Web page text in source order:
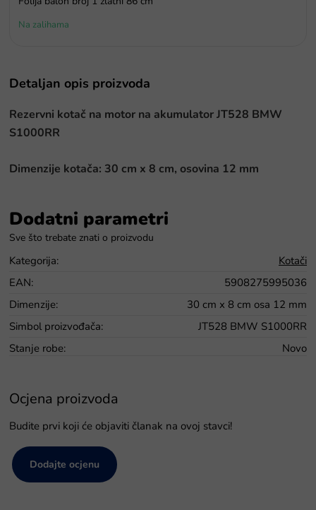
Na zalihama
Detaljan opis proizvoda
Rezervni kotač na motor na akumulator JT528 BMW
S1000RR
Dimenzije kotača: 30 cm x 8 cm, osovina 12 mm
Dodatni parametri
Kategorija:
Kotači
EAN:
5908275995036
Dimenzije:
30 cm x 8 cm osa 12 mm
Simbol proizvođača:
JT528 BMW S1000RR
Stanje robe: Novo
Ocjena proizvoda
Budite prvi koji će objaviti članak na ovoj stavci!
Dodajte ocjenu